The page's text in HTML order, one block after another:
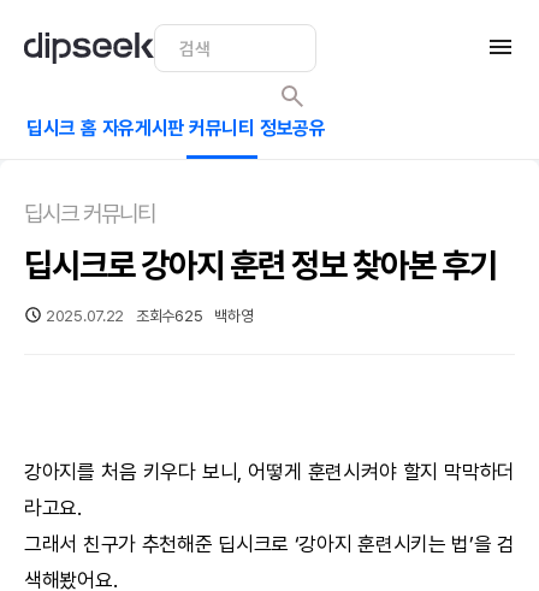
딥시크 홈 자유게시판 커뮤니티 정보공유
딥시크 커뮤니티
딥시크로 강아지 훈련 정보 찾아본 후기
2025.07.22 조회수625 백하영
강아지를 처음 키우다 보니, 어떻게 훈련시켜야 할지 막막하더
라고요.
그래서 친구가 추천해준 딥시크로 ‘강아지 훈련시키는 법’을 검
색해봤어요.